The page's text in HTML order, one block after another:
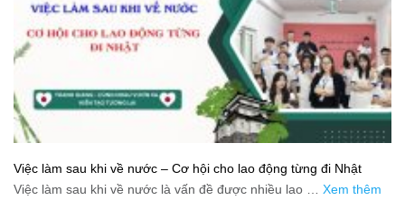
Việc làm sau khi về nước – Cơ hội cho lao động từng đi Nhật
Việc làm sau khi về nước là vấn đề được nhiều lao … Xem thêm